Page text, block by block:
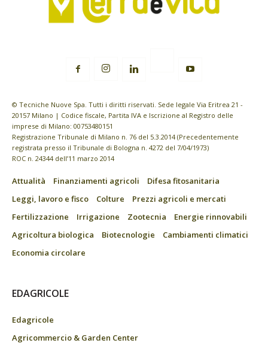
© Tecniche Nuove Spa. Tutti i diritti riservati. Sede legale Via Eritrea 21 -
20157 Milano | Codice fiscale, Partita IVA e Iscrizione al Registro delle
imprese di Milano: 00753480151
Registrazione Tribunale di Milano n. 76 del 5.3.2014 (Precedentemente
registrata presso il Tribunale di Bologna n. 4272 del 7/04/1973)
ROC n. 24344 dell’11 marzo 2014
Attualità Finanziamenti agricoli
Difesa fitosanitaria
Leggi, lavoro e fisco
Colture
Prezzi agricoli e mercati
Fertilizzazione
Irrigazione Zootecnia
Energie rinnovabili
Agricoltura biologica
Biotecnologie
Cambiamenti climatici
Economia circolare
EDAGRICOLE
Edagricole
Agricommercio & Garden Center